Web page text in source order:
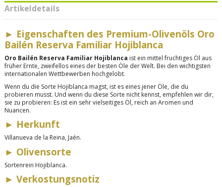
Artikeldetails
► Eigenschaften des Premium-Olivenöls Oro
Bailén Reserva Familiar Hojiblanca
Oro Bailén Reserva Familiar Hojiblanca ist ein mittel fruchtiges Öl aus
früher Ernte, zweifellos eines der besten Öle der Welt. Bei den wichtigsten
internationalen Wettbewerben hochgelobt.
Wenn du die Sorte Hojiblanca magst, ist es eines jener Öle, die du
probieren musst. Und wenn du diese Sorte nicht kennst, empfehlen wir dir,
sie zu probieren: Es ist ein sehr vielseitiges Öl, reich an Aromen und
Nuancen.
► Herkunft
Villanueva de la Reina, Jaén.
► Oliven­sorte
Sortenrein Hojiblanca.
► Verkostungsnotiz